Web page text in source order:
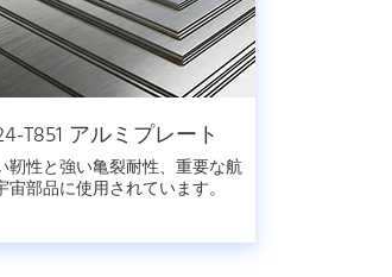
T851 アルミプレート
靭性と強い亀裂耐性、重要な航
宙部品に使用されています。